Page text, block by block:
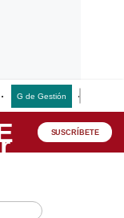
G de Gestión
SUSCRÍBETE